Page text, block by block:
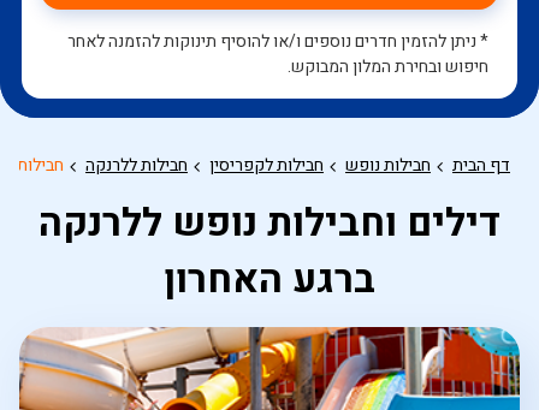
* ניתן להזמין חדרים נוספים ו/או להוסיף תינוקות להזמנה לאחר
חיפוש ובחירת המלון המבוקש.
דף הבית חבילות נופש חבילות לקפריסין חבילות ללרנקה חבילות
דילים וחבילות נופש ללרנקה
ברגע האחרון